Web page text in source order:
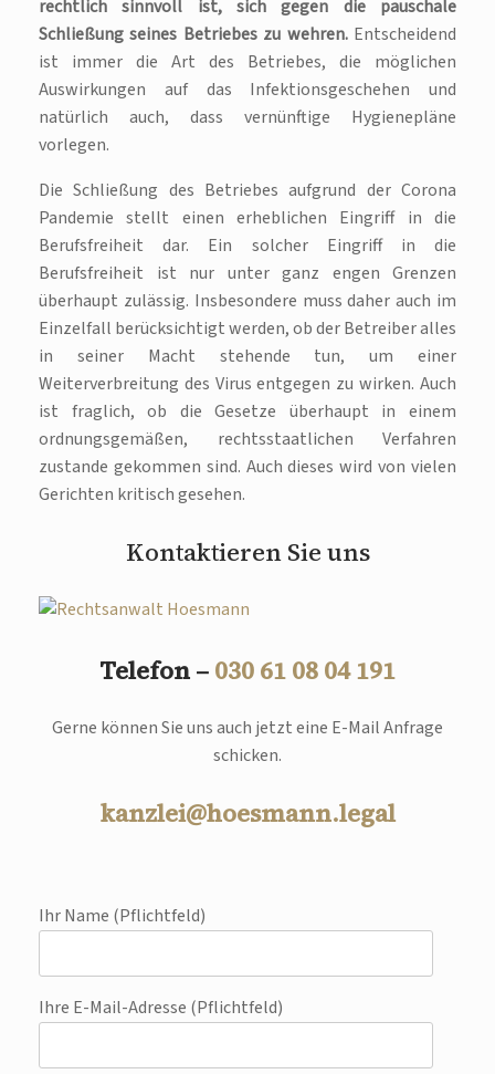
rechtlich sinnvoll ist, sich gegen die pauschale
Schließung seines Betriebes zu wehren.Entscheidend
ist immer die Art des Betriebes, die möglichen
Auswirkungen auf das Infektionsgeschehen und
natürlich auch, dass vernünftige Hygienepläne
vorlegen.
Die Schließung des Betriebes aufgrund der Corona
Pandemie stellt einen erheblichen Eingriff in die
Berufsfreiheit dar. Ein solcher Eingriff in die
Berufsfreiheit ist nur unter ganz engen Grenzen
überhaupt zulässig. Insbesondere muss daher auch im
Einzelfall berücksichtigt werden, ob der Betreiber alles
in seiner Macht stehende tun, um einer
Weiterverbreitung des Virus entgegen zu wirken. Auch
ist fraglich, ob die Gesetze überhaupt in einem
ordnungsgemäßen, rechtsstaatlichen Verfahren
zustande gekommen sind. Auch dieses wird von vielen
Gerichten kritisch gesehen.
Kontaktieren Sie uns
Telefon – 030 61 08 04 191
Gerne können Sie uns auch jetzt eine E-Mail Anfrage
schicken.
kanzlei@hoesmann.legal
Ihr Name (Pflichtfeld)
Ihre E-Mail-Adresse (Pflichtfeld)